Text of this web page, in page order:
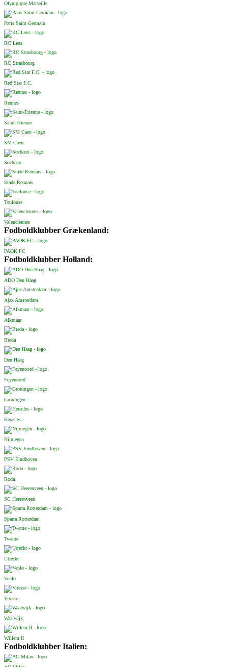
Olympique Marseille
Paris Saint Germain
RC Lens
RC Strasbourg
Red Star F.C.
Rennes
Saint-Étienne
SM Caen
Sochaux
Stade Rennais
Toulouse
Valenciennes
Fodboldklubber Grækenland:
PAOK FC
Fodboldklubber Holland:
ADO Den Haag
Ajax Amsterdam
Alkmaar
Breda
Den Haag
Feyenoord
Groningen
Heracles
Nijmegen
PSV Eindhoven
Roda
SC Heerenveen
Sparta Rotterdam
Twente
Utrecht
Venlo
Vitesse
Waalwijk
Willem II
Fodboldklubber Italien: